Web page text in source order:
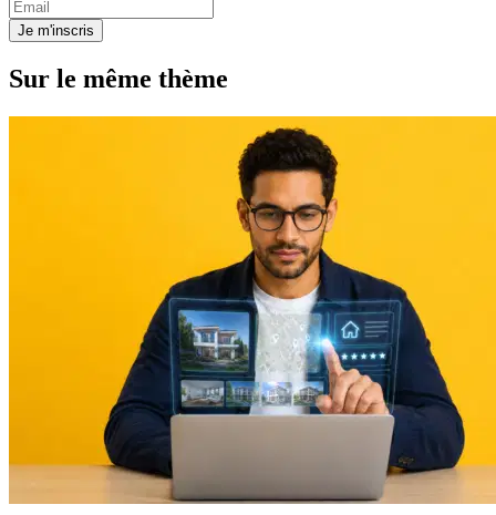
Je m'inscris
Sur le même thème